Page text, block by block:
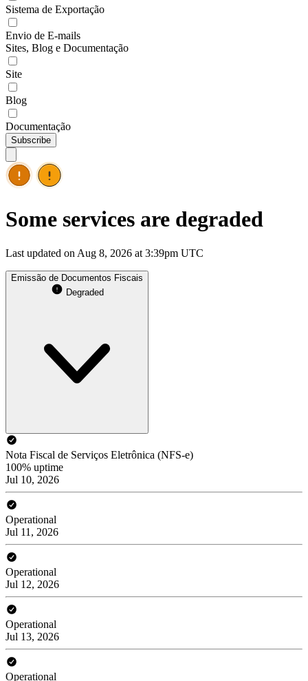
Sistema de Exportação
Envio de E-mails
Sites, Blog e Documentação
Site
Blog
Documentação
Subscribe
Some services are degraded
Last updated on Aug 8, 2026 at 3:39pm UTC
Emissão de Documentos Fiscais
Degraded
Nota Fiscal de Serviços Eletrônica (NFS-e)
100% uptime
Jul 10, 2026
Operational
Jul 11, 2026
Operational
Jul 12, 2026
Operational
Jul 13, 2026
Operational